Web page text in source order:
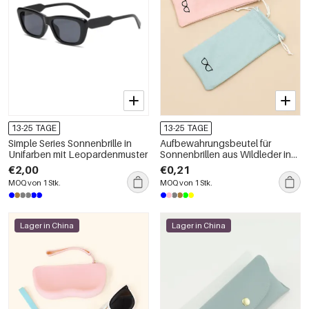
13-25 TAGE
Simple Series Sonnenbrille in
Unifarben mit Leopardenmuster
€2,00
MOQ von 1 Stk.
13-25 TAGE
Aufbewahrungsbeutel für
Sonnenbrillen aus Wildleder in
Unifarben der Simple Series
Daily-Serie
€0,21
MOQ von 1 Stk.
Lager in China Lager in China